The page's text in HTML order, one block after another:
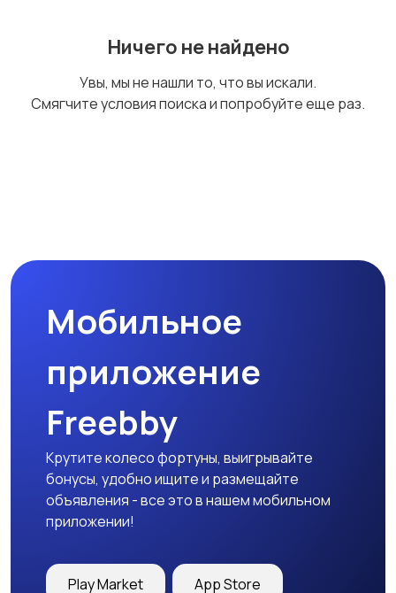
Ничего не найдено
Увы, мы не нашли то, что вы искали.
Смягчите условия поиска и попробуйте еще раз.
Мобильное
приложение
Freebby
Крутите колесо фортуны, выигрывайте
бонусы, удобно ищите и размещайте
объявления - все это в нашем мобильном
приложении!
Play Market App Store